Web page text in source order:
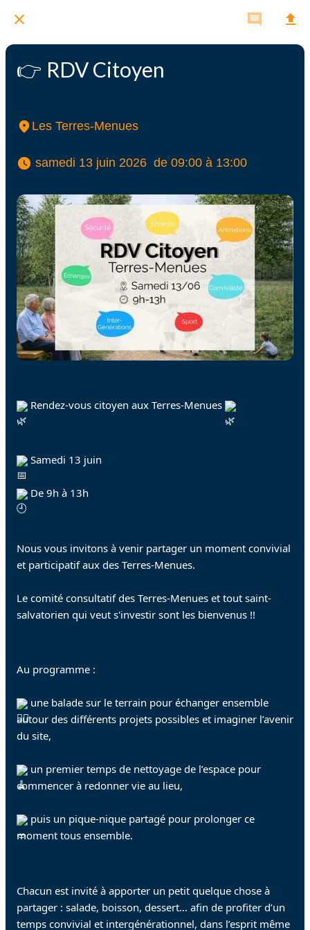
👉 RDV Citoyen
Les Terres-Menues
samedi 13 juin 2026  de 09:00 à 13:00
Rendez-vous citoyen aux Terres-Menues
Samedi 13 juin
De 9h à 13h
Nous vous invitons à venir partager un moment convivial
et participatif aux des Terres-Menues.
Le comité consultatif des Terres-Menues et tout saint-
salvatorien qui veut s'investir sont les bienvenus !!
Au programme :
une balade sur le terrain pour échanger ensemble
autour des différents projets possibles et imaginer l’avenir
du site,
un premier temps de nettoyage de l’espace pour
commencer à redonner vie au lieu,
puis un pique-nique partagé pour prolonger ce
moment tous ensemble.
Chacun est invité à apporter un petit quelque chose à
partager : salade, boisson, dessert… afin de profiter d’un
temps convivial et intergénérationnel, dans l’esprit même